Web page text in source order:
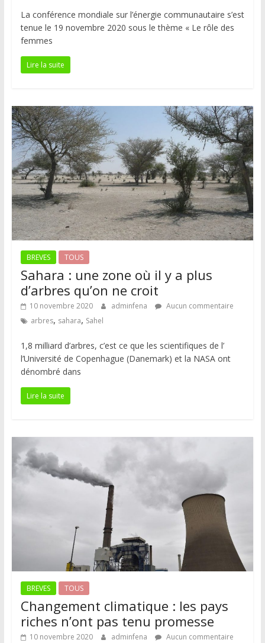
La conférence mondiale sur l’énergie communautaire s’est
tenue le 19 novembre 2020 sous le thème « Le rôle des
femmes
Lire la suite
BREVES TOUS
Sahara : une zone où il y a plus
d’arbres qu’on ne croit
10 novembre 2020 adminfena
Aucun commentaire
arbres, sahara, Sahel
1,8 milliard d’arbres, c’est ce que les scientifiques de l’
l’Université de Copenhague (Danemark) et la NASA ont
dénombré dans
Lire la suite
BREVES TOUS
Changement climatique : les pays
riches n’ont pas tenu promesse
10 novembre 2020 adminfena
Aucun commentaire